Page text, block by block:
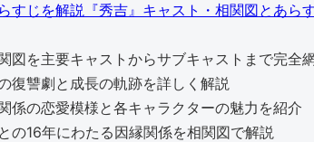
『秀吉』キャスト・相関図とあら
図を主要キャストからサブキャストまで完全
復讐劇と成長の軌跡を詳しく解説
係の恋愛模様と各キャラクターの魅力を紹介
の16年にわたる因縁関係を相関図で解説